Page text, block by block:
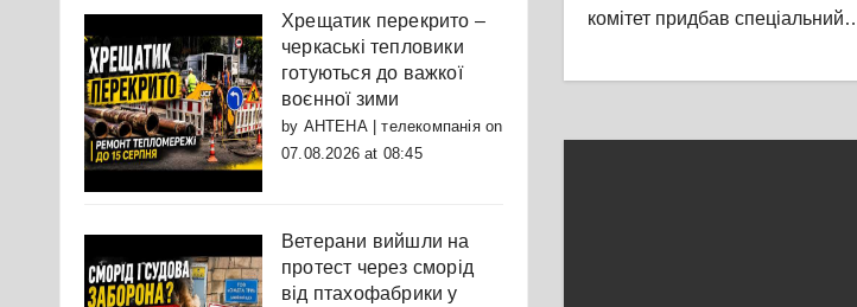
Хрещатик перекрито –
черкаські тепловики
готуються до важкої
воєнної зими
by АНТЕНА | телекомпаніяon
07.08.2026 at 08:45
Ветерани вийшли на
протест через сморід
від птахофабрики у
комітет придбав